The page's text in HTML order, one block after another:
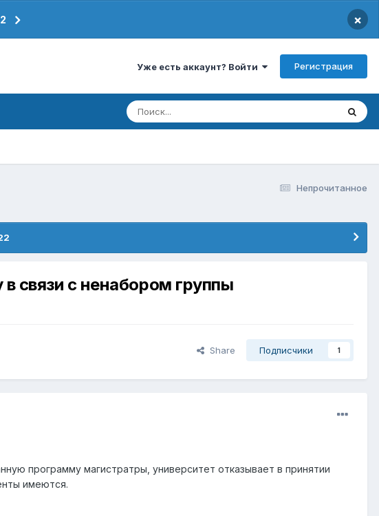
×
Уже есть аккаунт? Войти Регистрация
Непрочитанное
связи с ненабором группы
Share Подписчики 1
программу магистратры, университет отказывает в принятии
имеются.